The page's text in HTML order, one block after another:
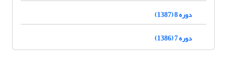
دوره 8 (1387)
دوره 7 (1386)